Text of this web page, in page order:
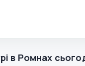
в Ромнах